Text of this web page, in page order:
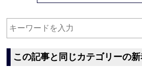
この記事と同じカテゴリーの